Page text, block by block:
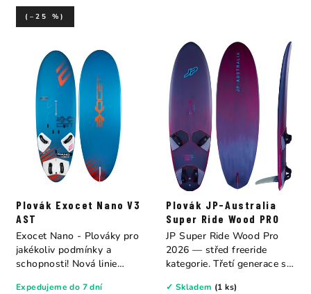
Plovák Exocet Nano V3
AST
(–25 %)
Expedujeme do 7 dní
Exocet Nano - Plováky pro
jakékoliv podmínky a
schopnosti! Nová linie
Plovák JP-Australia
Super Ride Wood PRO
✓ Skladem (1 ks)
JP Super Ride Wood Pro
2026 — střed freeride
kategorie. Třetí generace s